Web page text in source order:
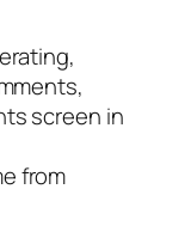
screen in
from